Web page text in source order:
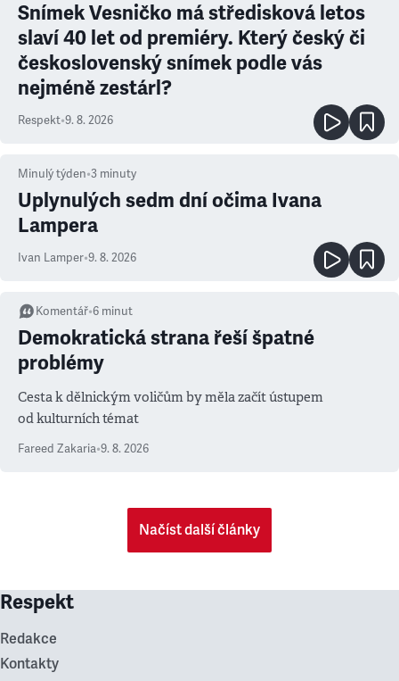
Snímek Vesničko má středisková letos
slaví 40 let od premiéry. Který český či
československý snímek podle vás
nejméně zestárl?
Respekt•9. 8. 2026
Minulý týden•3 minuty
Uplynulých sedm dní očima Ivana
Lampera
Ivan Lamper•9. 8. 2026
Komentář•6 minut
Demokratická strana řeší špatné
problémy
Cesta k dělnickým voličům by měla začít ústupem
od kulturních témat
Fareed Zakaria•9. 8. 2026
Načíst další články
Respekt
Redakce
Kontakty